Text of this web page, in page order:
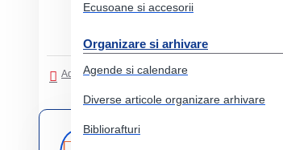
Ecusoane si accesorii
Organizare si arhivare
Agende si calendare
Diverse articole organizare arhivare
Bibliorafturi
Adaugati in Lista de dorinte
Livrare